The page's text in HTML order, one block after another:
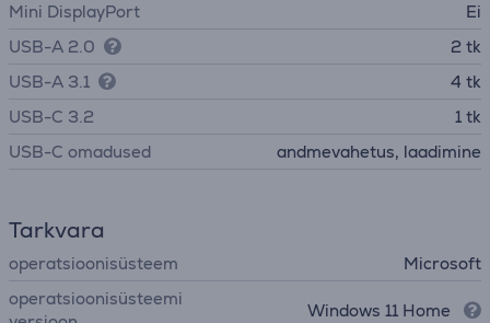
Mini DisplayPort
Ei
USB-A 2.0
2 tk
USB-A 3.1
4 tk
USB-C 3.2
1 tk
USB-C omadused
andmevahetus, laadimine
Tarkvara
operatsioonisüsteem
Microsoft
operatsioonisüsteemi
Windows 11 Home